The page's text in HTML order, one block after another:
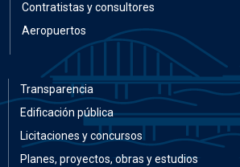
Contratistas y consultores
Aeropuertos
Transparencia
Edificación pública
Licitaciones y concursos
Planes, proyectos, obras y estudios